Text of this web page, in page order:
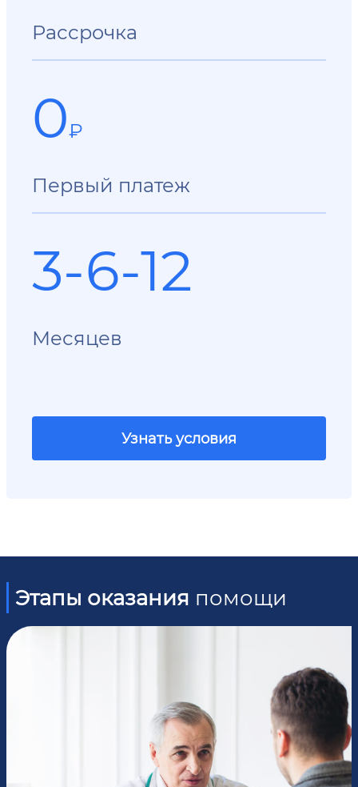
Рассрочка
0₽
Первый платеж
3-6-12
Месяцев
Узнать условия
Этапы оказания помощи